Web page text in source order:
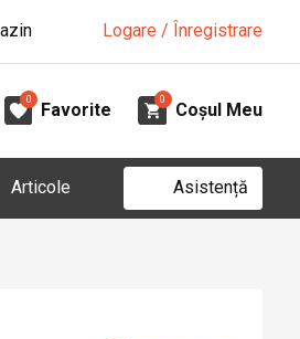
Logare / Înregistrare
0
Favorite
0
Coșul Meu
Articole Asistență